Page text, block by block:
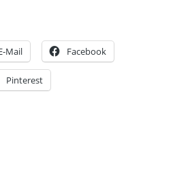
Mail Facebook
Pinterest